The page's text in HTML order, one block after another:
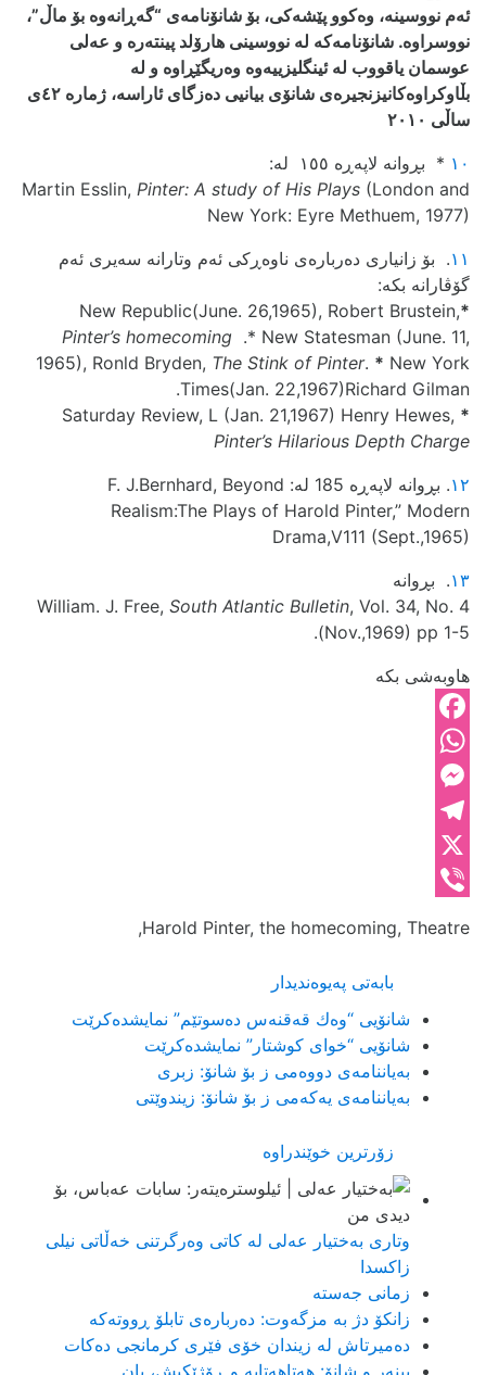
ئه‌م نووسینه‌، وه‌کوو پێشه‌کی، بۆ شانۆنامه‌ی “گه‌ڕانه‌وه‌ بۆ ماڵ”،
نووسراوه‌. شانۆنامه‌که‌ له‌ نووسینی هارۆلد پینته‌ره‌ و عه‌لی
عوسمان یاقووب له‌ ئینگلیزییه‌وه‌ وه‌ریگێڕاوه‌ و له‌
بڵاوکراوه‌کانیزنجیره‌ی شانۆی بیانیی ده‌زگای ئاراسه‌، ژماره‌ ٤٢ی
ساڵی ٢٠١٠
١٠ * بڕوانه‌ لاپه‌ڕه‌ ١٥٥ له‌:
Martin Esslin, Pinter: A study of His Plays (London and
New York: Eyre Methuem, 1977)
١١. بۆ زانیاری ده‌رباره‌ی ناوه‌ڕکی ئه‌م وتارانه‌ سه‌یری ئه‌م
گۆڤارانه‌ بکه‌:
*
New Republic(June. 26,1965), Robert Brustein,
Pinter’s homecoming .* New Statesman (June. 11,
1965), Ronld Bryden, The Stink of Pinter. * New York
Times(Jan. 22,1967)Richard Gilman.
*
Pinter’s Hilarious Depth Charge
١٢
. بڕوانه‌ لاپه‌ڕه‌ 185‌ له‌: F. J.Bernhard, Beyond
Realism:The Plays of Harold Pinter,” Modern
Drama,V111 (Sept.,1965)
١٣. بڕوانه‌
William. J. Free, South Atlantic Bulletin, Vol. 34, No. 4
(Nov.,1969) pp 1-5.
هاوبەشی بکە
Facebook
WhatsApp
Messenger
Telegram
X
Harold Pinter, the homecoming, Theatre,
بابەتی پەیوەندیدار
شانۆیی “وەك قەقنەس دەسوتێم” نمایشدەکرێت
شانۆیی “خوای كوشتار” نمایشده‌كرێت
به‌یاننامه‌ی دووه‌می ز بۆ شانۆ: زبری
بەیاننامەی یەکەمی ز بۆ شانۆ: زیندوێتی
زۆرترین خوێندراوە
وتاری بەختیار عەلی لە کاتی وەرگرتنی خەڵاتی نیلی
زاکسدا
زمانی جەستە
زانکۆ دژ بە مزگەوت: دەربارەى تابلۆ ڕووتەکە
ده‌میرتاش له‌ زیندان خۆی فێری كرمانجی ده‌كات
بینەر و شانۆ: هەتاھەتایە و ڕۆژێکیش، یان